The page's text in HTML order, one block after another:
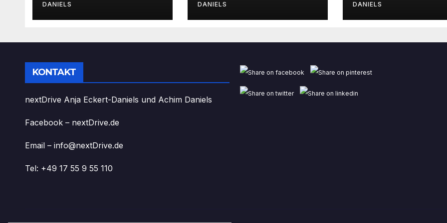
DANIELS DANIELS DANIELS
KONTAKT
nextDrive Anja Eckert-Daniels und Achim Daniels
Facebook – nextDrive.de
Email – info@nextDrive.de
Tel: +49 17 55 9 55 110